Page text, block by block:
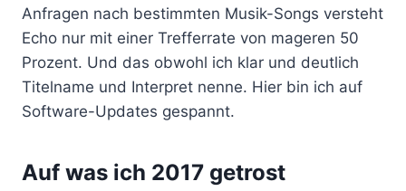
Anfragen nach bestimmten Musik-Songs versteht
Echo nur mit einer Trefferrate von mageren 50
Prozent. Und das obwohl ich klar und deutlich
Titelname und Interpret nenne. Hier bin ich auf
Software-Updates gespannt.
Auf was ich 2017 getrost